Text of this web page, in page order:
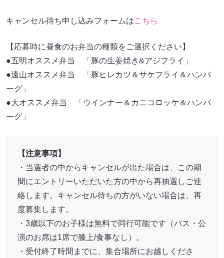
キャンセル待ち申し込みフォームはこちら
【応募時に昼食のお弁当の種類をご選択ください】
●五明オススメ弁当 「豚の生姜焼き&アジフライ」
●遠山オススメ弁当 「豚ヒレカツ＆サケフライ＆ハンバ
ーグ」
●大オススメ弁当 「ウインナー＆カニコロッケ＆ハンバ
ーグ」
【注意事項】
・当選者の中からキャンセルが出た場合は、この期
間にエントリーいただいた方の中から再抽選しご連
絡します。キャンセル待ちの方がいない場合は、再
度募集します。
・3歳以下のお子様は無料で同行可能です（バス・公
演のお席は1席で膝上/食事なし）。
・受付終了時間までに、集合場所にお越しくださ